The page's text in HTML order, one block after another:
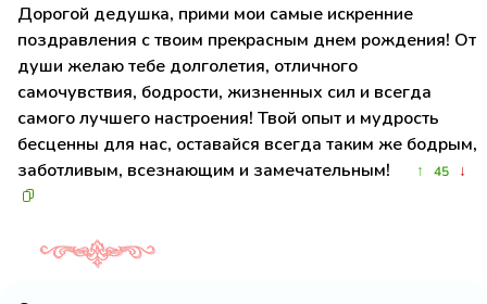
Дорогой дедушка, прими мои самые искренние
поздравления с твоим прекрасным днем рождения! От
души желаю тебе долголетия, отличного
самочувствия, бодрости, жизненных сил и всегда
самого лучшего настроения! Твой опыт и мудрость
бесценны для нас, оставайся всегда таким же бодрым,
заботливым, всезнающим и замечательным!
↑ 45 ↓